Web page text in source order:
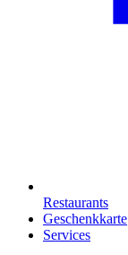
Restaurants
Geschenkkarte
Services